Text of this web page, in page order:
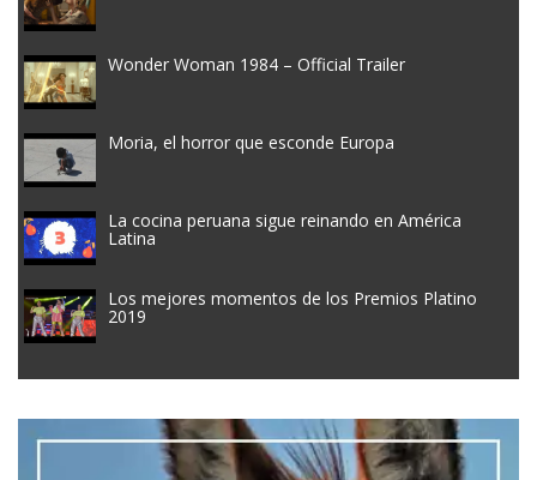
Wonder Woman 1984 – Official Trailer
Moria, el horror que esconde Europa
La cocina peruana sigue reinando en América
Latina
Los mejores momentos de los Premios Platino
2019